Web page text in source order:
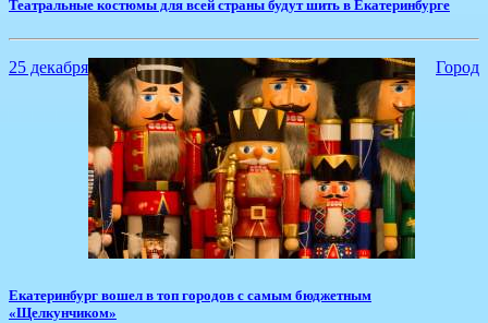
Театральные костюмы для всей страны будут шить в Екатеринбурге
25 декабря Город
Екатеринбург вошел в топ городов с самым бюджетным
«Щелкунчиком»